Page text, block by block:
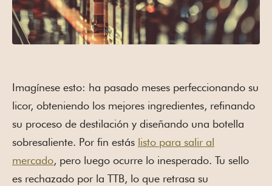
Imagínese esto: ha pasado meses perfeccionando su
licor, obteniendo los mejores ingredientes, refinando
su proceso de destilación y diseñando una botella
sobresaliente. Por fin estás listo para salir al
mercado, pero luego ocurre lo inesperado. Tu sello
es rechazado por la TTB, lo que retrasa su